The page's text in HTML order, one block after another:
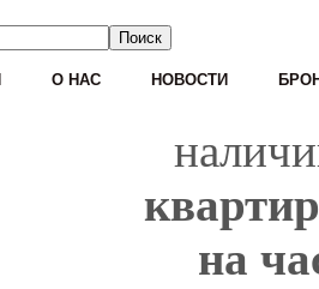
О НАС НОВОСТИ
на